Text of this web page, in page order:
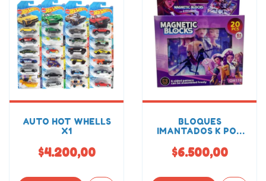
AUTO HOT WHELLS
X1
$4.200,00
BLOQUES
IMANTADOS K POP
20PCS
$6.500,00